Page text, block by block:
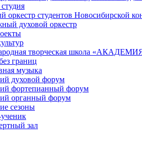
оркестр студентов Новосибирской
духовой оркестр
творческая школа
границ
музыка
духовой форум
фортепианный форум
органный форум
сезоны
зал